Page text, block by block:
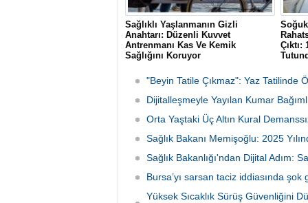
Sağlıklı Yaşlanmanın Gizli
Anahtarı: Düzenli Kuvvet
Antrenmanı Kas Ve Kemik
Sağlığını Koruyor
kaybı (sarkopeni) ve düşme riskine karşı
düzenli kuvvet antrenmanının önemine
dikkat çekerek, direnç egzersizlerinin
bütüncül faydalar sunduğunu belirtti.
gittiği
"Beyin Tatile Çıkmaz": Yaz Tatilinde
Dijitalleşmeyle Yayılan Kumar
Orta Yaştaki Üç Altın Kural
Sağlık Bakanı Memişoğlu: 2025
Sağlık Bakanlığı'ndan Dijital Adım:
Bursa’yı sarsan taciz iddiasında şok
Yüksek Sıcaklık Sürüş Güvenliğini